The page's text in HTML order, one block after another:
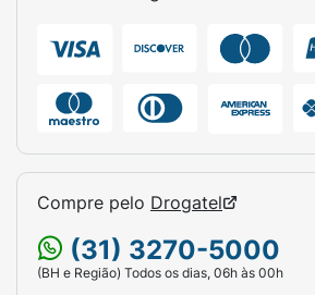
Compre pelo Drogatel
(31) 3270-5000
(BH e Região) Todos os dias, 06h às 00h